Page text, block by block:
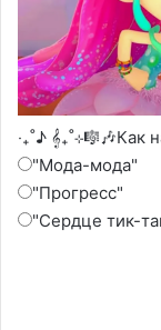
‧₊˚♪ 𝄞₊˚⊹🎼🎶Как
"Мода-мода"
"Прогресс"
"Сердце тик-